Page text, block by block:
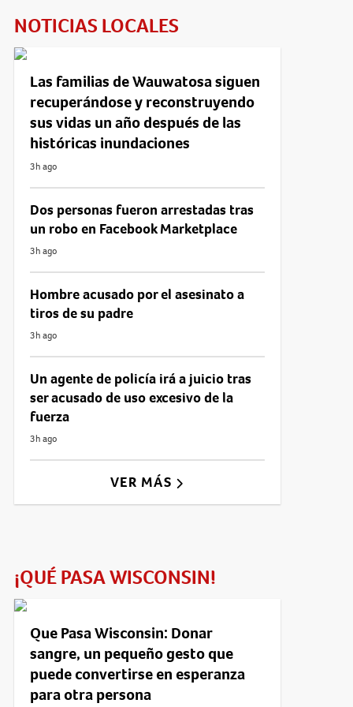
NOTICIAS LOCALES
Las familias de Wauwatosa siguen
recuperándose y reconstruyendo
sus vidas un año después de las
históricas inundaciones
3h ago
Dos personas fueron arrestadas tras
un robo en Facebook Marketplace
3h ago
Hombre acusado por el asesinato a
tiros de su padre
3h ago
Un agente de policía irá a juicio tras
ser acusado de uso excesivo de la
fuerza
3h ago
VER MÁS
¡QUÉ PASA WISCONSIN!
Que Pasa Wisconsin: Donar
sangre, un pequeño gesto que
puede convertirse en esperanza
para otra persona